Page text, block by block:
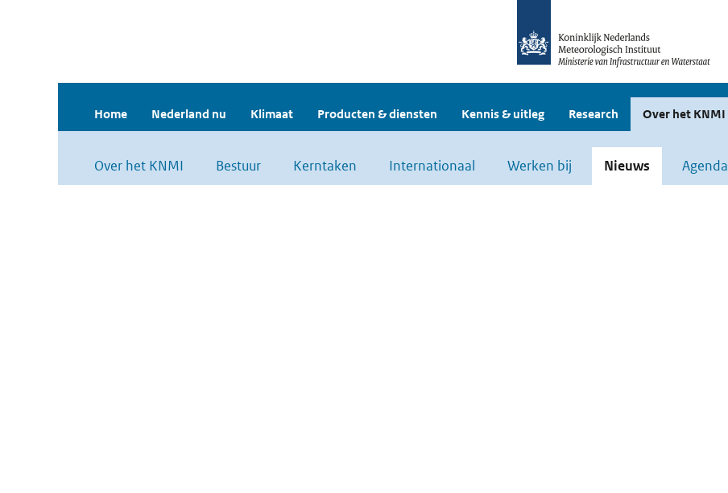
Home Nederland nu Klimaat Producten & diensten Kennis & uitleg Research Over het KNMI
Over het KNMI Bestuur Kerntaken Internationaal Werken bij Nieuws Agenda